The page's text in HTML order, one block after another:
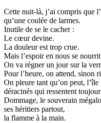
Cette nuit-là, j’ai compris que
qu’une coulée de larmes.
Inutile de se le cacher :
Le cœur devine.
La douleur est trop crue.
Mais l’espoir en nous se
On va régner un jour sur la
Pour l’heure, on attend, sinon
On pleure tant qu’on peut,
déracinés qui ressentent
Dommage, le souverain
ses héritiers partout,
la flamme à la main.